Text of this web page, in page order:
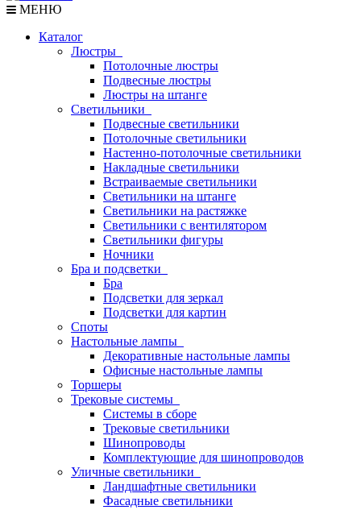
МЕНЮ
Каталог
Люстры
Потолочные люстры
Подвесные люстры
Люстры на штанге
Светильники
Подвесные светильники
Потолочные светильники
Настенно-потолочные светильники
Накладные светильники
Встраиваемые светильники
Светильники на штанге
Светильники на растяжке
Светильники с вентилятором
Светильники фигуры
Ночники
Бра и подсветки
Бра
Подсветки для зеркал
Подсветки для картин
Споты
Настольные лампы
Декоративные настольные лампы
Офисные настольные лампы
Торшеры
Трековые системы
Системы в сборе
Трековые светильники
Шинопроводы
Комплектующие для шинопроводов
Уличные светильники
Ландшафтные светильники
Фасадные светильники